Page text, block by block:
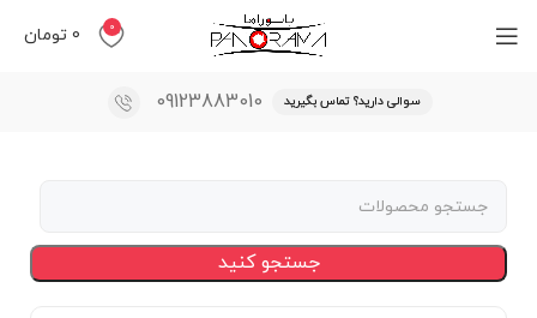
0
0 تومان
سوالی دارید؟ تماس بگیرید 09123883010
جستجو کنید